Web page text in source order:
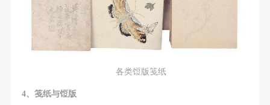
各类饾版笺纸
4、笺纸与饾版
提供一个交流、学习、展示的平台。作为一家公益性
单位，其开展的公共教育活动以学术性和公益性为
二、拍摄内容、使用形式、使用地域范围
提供一个交流、学习、展示的平台。作为一家公益性
单位，其开展的公共教育活动以学术性和公益性为
二、拍摄内容、使用形式、使用地域范围
提供一个交流、学习、展示的平台。作为一家公益性
单位，其开展的公共教育活动以学术性和公益性为
二、拍摄内容、使用形式、使用地域范围